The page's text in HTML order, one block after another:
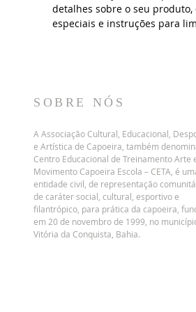
detalhes sobre o seu
especiais e instruções para
SOBRE NÓS
A Associação Cultural, Educacional,
e Artística de Capoeira, também
Centro Educacional de Treinamento Arte
Movimento Capoeira Escola – CETA, é
entidade civil, de representação
de caráter social, cultural, esportivo e
filantrópico, para prática da capoeira,
em 20 de novembro de 1999, no
Vitória da Conquista, Bahia.